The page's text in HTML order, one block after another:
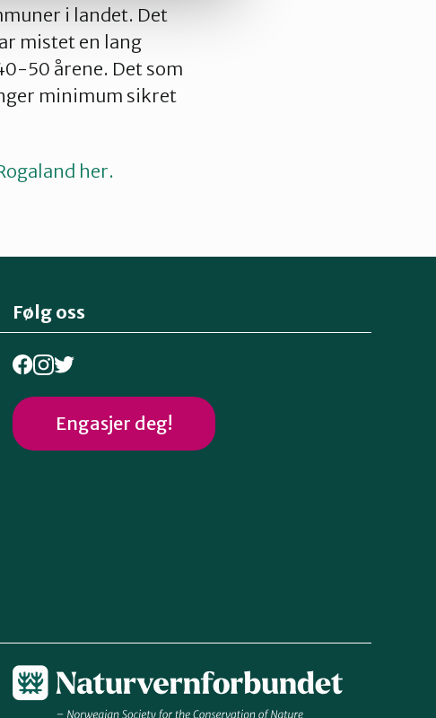
i landet. Det
mistet en lang
50 årene. Det som
minimum sikret
her.
Følg oss
Engasjer deg!